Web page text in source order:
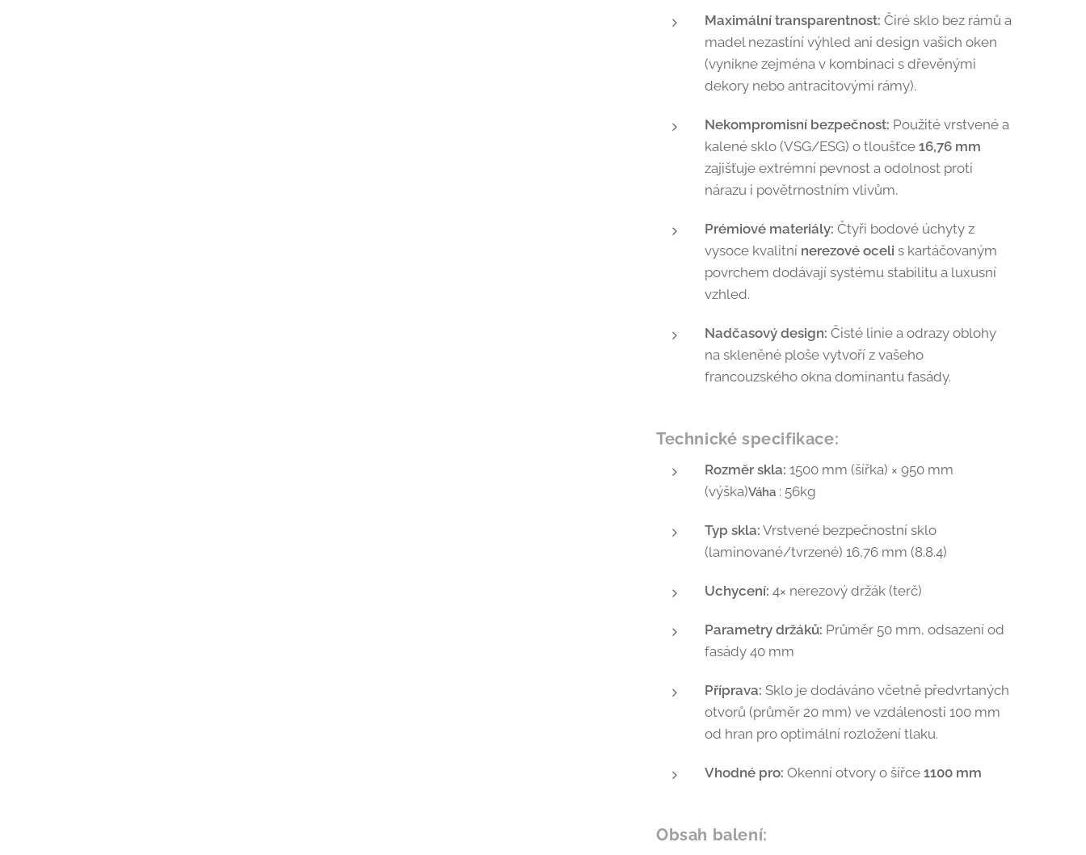
Maximální transparentnost: Čiré sklo bez rámů a
madel nezastíní výhled ani design vašich oken
(vynikne zejména v kombinaci s dřevěnými
dekory nebo antracitovými rámy).
Nekompromisní bezpečnost: Použité vrstvené a
kalené sklo (VSG/ESG) o tloušťce 16,76 mm
zajišťuje extrémní pevnost a odolnost proti
nárazu i povětrnostním vlivům.
Prémiové materiály: Čtyři bodové úchyty z
vysoce kvalitní nerezové oceli s kartáčovaným
povrchem dodávají systému stabilitu a luxusní
vzhled.
Nadčasový design: Čisté linie a odrazy oblohy
na skleněné ploše vytvoří z vašeho
francouzského okna dominantu fasády.
Technické specifikace:
Rozměr skla: 1500 mm (šířka) × 950 mm
(výška)Váha : 56kg
Typ skla: Vrstvené bezpečnostní sklo
(laminované/tvrzené) 16,76 mm (8.8.4)
Uchycení: 4× nerezový držák (terč)
Parametry držáků: Průměr 50 mm, odsazení od
fasády 40 mm
Příprava: Sklo je dodáváno včetně předvrtaných
otvorů (průměr 20 mm) ve vzdálenosti 100 mm
od hran pro optimální rozložení tlaku.
Vhodné pro: Okenní otvory o šířce 1100 mm
Obsah balení: